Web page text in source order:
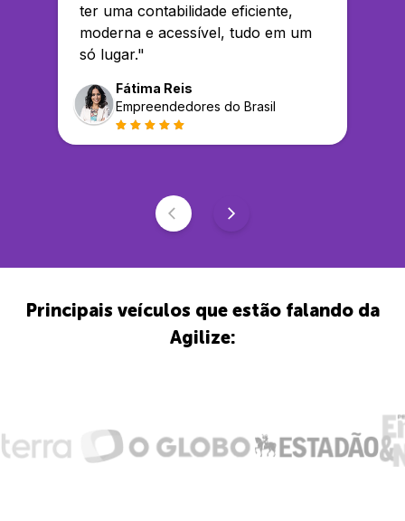
ter uma contabilidade eficiente,
moderna e acessível, tudo em um
só lugar."
Fátima Reis
Empreendedores do Brasil
Principais veículos que estão falando da
Agilize: